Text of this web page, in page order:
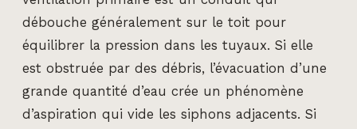
débouche généralement sur le toit pour
équilibrer la pression dans les tuyaux. Si elle
est obstruée par des débris, l’évacuation d’une
grande quantité d’eau crée un phénomène
d’aspiration qui vide les siphons adjacents. Si